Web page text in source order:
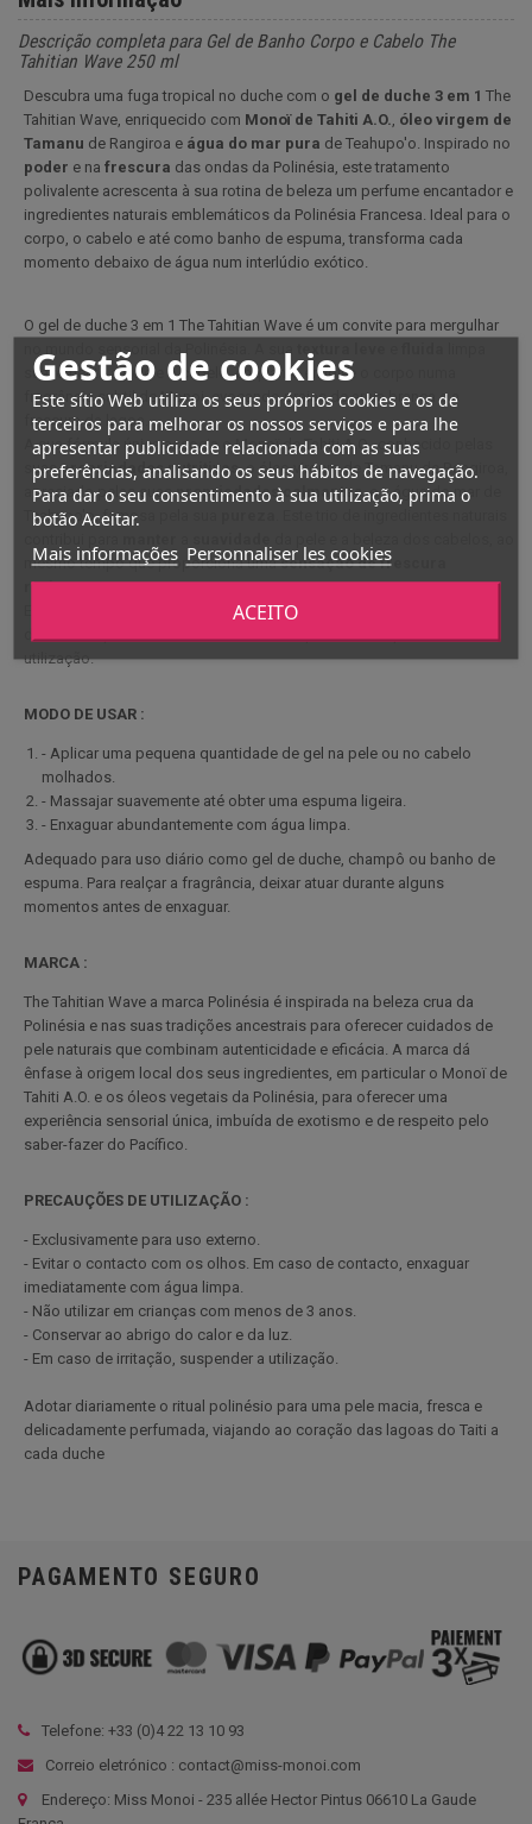
Gestão de cookies
Este sítio Web utiliza os seus próprios cookies e os de
terceiros para melhorar os nossos serviços e para lhe
apresentar publicidade relacionada com as suas
preferências, analisando os seus hábitos de navegação.
Para dar o seu consentimento à sua utilização, prima o
botão Aceitar.
Mais informações Personnaliser les cookies
ACEITO
Descrição completa para Gel de Banho Corpo e Cabelo The
Tahitian Wave 250 ml
Descubra uma fuga tropical no duche com o gel de duche 3 em 1 The
Tahitian Wave, enriquecido com Monoï de Tahiti A.O.
óleo virgem de
Tamanu de Rangiroa e água do mar pura de Teahupo'o. Inspirado no
poder e na frescura das ondas da Polinésia, este tratamento
polivalente acrescenta à sua rotina de beleza um perfume encantador e
ingredientes naturais emblemáticos da Polinésia Francesa. Ideal para o
corpo, o cabelo e até como banho de espuma, transforma cada
momento debaixo de água num interlúdio exótico.
O gel de duche 3 em 1 The Tahitian Wave é um convite para mergulhar
no mundo sensorial da Polinésia. A sua
suavemente a pele e o cabelo, enquanto envolve o corpo numa
fragrância subtil de Monoi, evocando praias de areia branca e a
frescura da lagoa.
A sua fórmula única associa o Monoï de Tahiti A.O., conhecido pelas
suaspropriedades nutritivas, o óleo virgem de Tamanu de Rangiroa,
apreciado pelas suaspropriedades calmantes, e a água do mar de
Teahupo'o, famosa pela sua
mesmo tempo que proporciona umasensação de frescura
revigorante.
Este gel de duche hidrata as camadas superficiais da epiderme,
utilização.
MODO DE USAR :
- Aplicar uma pequena quantidade de gel na pele ou no cabelo
molhados.
- Massajar suavemente até obter uma espuma ligeira.
- Enxaguar abundantemente com água limpa.
Adequado para uso diário como gel de duche, champô ou banho de
espuma. Para realçar a fragrância, deixar atuar durante alguns
momentos antes de enxaguar.
MARCA :
The Tahitian Wave a marca Polinésia é inspirada na beleza crua da
Polinésia e nas suas tradições ancestrais para oferecer cuidados de
pele naturais que combinam autenticidade e eficácia. A marca dá
ênfase à origem local dos seus ingredientes, em particular o Monoï de
Tahiti A.O. e os óleos vegetais da Polinésia, para oferecer uma
experiência sensorial única, imbuída de exotismo e de respeito pelo
saber-fazer do Pacífico.
PRECAUÇÕES DE UTILIZAÇÃO :
- Exclusivamente para uso externo.
- Evitar o contacto com os olhos. Em caso de contacto, enxaguar
imediatamente com água limpa.
- Não utilizar em crianças com menos de 3 anos.
- Conservar ao abrigo do calor e da luz.
- Em caso de irritação, suspender a utilização.
Adotar diariamente o ritual polinésio para uma pele macia, fresca e
delicadamente perfumada, viajando ao coração das lagoas do Taiti a
cada duche
PAGAMENTO SEGURO
Telefone: +33 (0)4 22 13 10 93
Correio eletrónico : contact@miss-monoi.com
Endereço: Miss Monoi - 235 allée Hector Pintus 06610 La Gaude